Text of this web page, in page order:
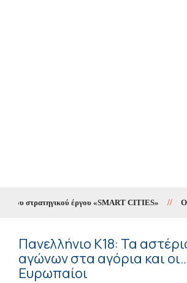
στρατηγικού έργου «SMART CITIES» // Οκτώ
Πανελλήνιο Κ18: Τα
αγώνων στα αγόρια και
Ευρωπαίοι